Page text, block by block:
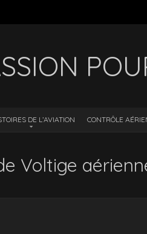
DE L’AVIATION CONTRÔLE
Voltige